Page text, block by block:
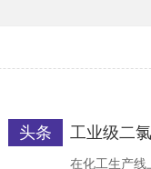
工业级二
头条
在化工生产线